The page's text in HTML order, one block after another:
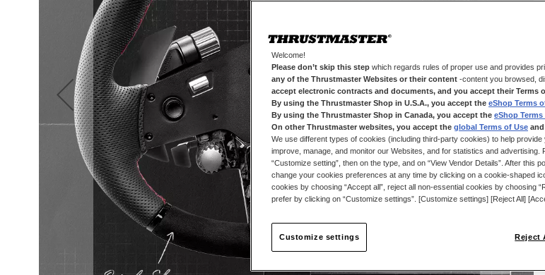
Welcome!
Please don’t skip this step which regards rules of proper use and provides
any of the Thrustmaster Websites or their content -content you browsed,
accept electronic contracts and documents, and you accept their Terms
By using the Thrustmaster Shop in U.S.A., you accept the eShop Terms
By using the Thrustmaster Shop in Canada, you accept the eShop Terms
On other Thrustmaster websites, you accept the global Terms of Use and
We use different types of cookies (including third-party cookies) to help
improve, manage, and monitor our Websites, and for statistics and advertising.
“Customize setting”, then on the type, and on “View Vendor Details”. After this
change your cookies preferences at any time by clicking on a cookie-shaped
cookies by choosing “Accept all”, reject all non-essential cookies by choosing
prefer by clicking on “Customize settings”. [Customize settings] [Reject All]
Reject
Customize settings